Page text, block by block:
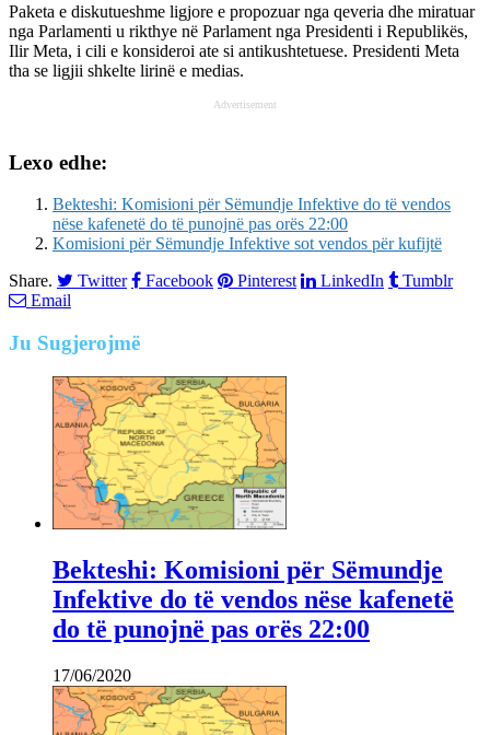
Paketa e diskutueshme ligjore e propozuar nga qeveria dhe miratuar
nga Parlamenti u rikthye në Parlament nga Presidenti i Republikës,
Ilir Meta, i cili e konsideroi ate si antikushtetuese. Presidenti Meta
tha se ligjii shkelte lirinë e medias.
Advertisement
Lexo edhe:
Bekteshi: Komisioni për Sëmundje Infektive do të vendos
nëse kafenetë do të punojnë pas orës 22:00
Komisioni për Sëmundje Infektive sot vendos për kufijtë
Share.
Twitter Facebook Pinterest LinkedIn
Tumblr
Email
Ju Sugjerojmë
Bekteshi: Komisioni për Sëmundje
Infektive do të vendos nëse kafenetë
do të punojnë pas orës 22:00
17/06/2020